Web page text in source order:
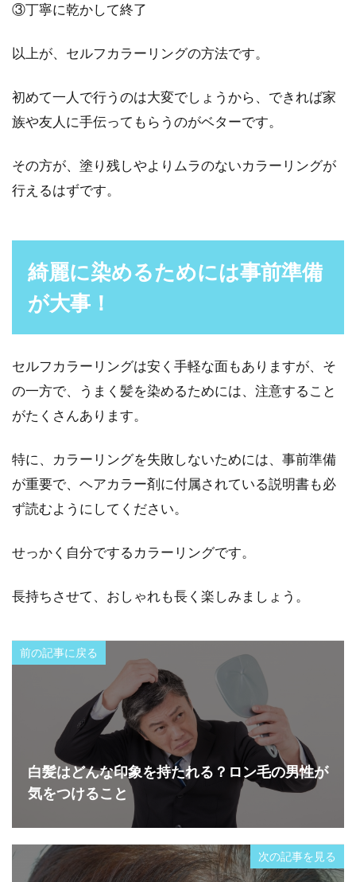
③丁寧に乾かして終了
以上が、セルフカラーリングの方法です。
初めて一人で行うのは大変でしょうから、できれば家
族や友人に手伝ってもらうのがベターです。
その方が、塗り残しやよりムラのないカラーリングが
行えるはずです。
綺麗に染めるためには事前準備
が大事！
セルフカラーリングは安く手軽な面もありますが、そ
の一方で、うまく髪を染めるためには、注意すること
がたくさんあります。
特に、カラーリングを失敗しないためには、事前準備
が重要で、ヘアカラー剤に付属されている説明書も必
ず読むようにしてください。
せっかく自分でするカラーリングです。
長持ちさせて、おしゃれも長く楽しみましょう。
前の記事に戻る
白髪はどんな印象を持たれる？ロン毛の男性が
気をつけること
次の記事を見る